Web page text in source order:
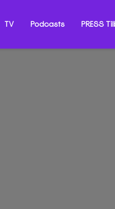
TV Podcasts PRESS